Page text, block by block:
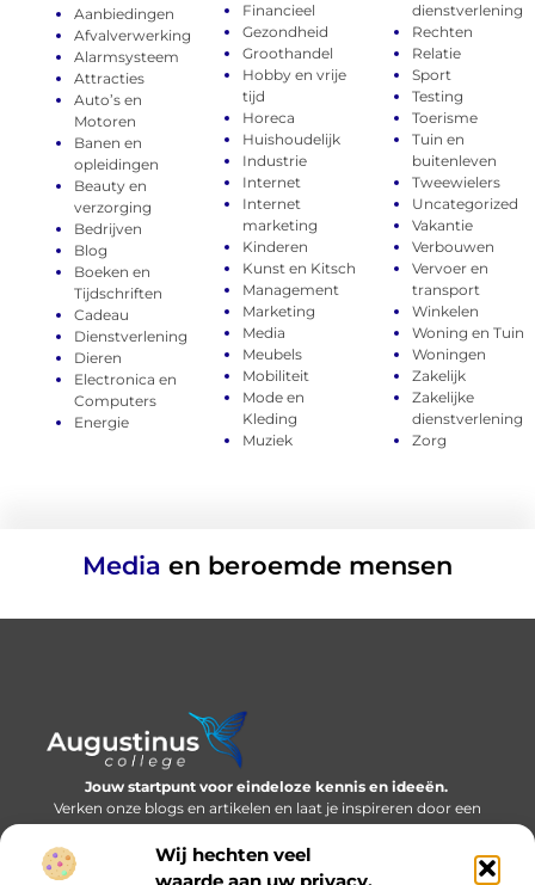
Wij hechten veel
waarde aan uw privacy.
Aanbiedingen
Afvalverwerking
Alarmsysteem
Attracties
Auto’s en
Motoren
Banen en
opleidingen
Beauty en
verzorging
Bedrijven
Blog
Boeken en
Tijdschriften
Cadeau
Dienstverlening
Dieren
Electronica en
Computers
Energie
Financieel
Gezondheid
Groothandel
Hobby en vrije
tijd
Horeca
Huishoudelijk
Industrie
Internet
Internet
marketing
Kinderen
Kunst en Kitsch
Management
Marketing
Media
Meubels
Mobiliteit
Mode en
Kleding
Muziek
dienstverlening
Rechten
Relatie
Sport
Testing
Toerisme
Tuin en
buitenleven
Tweewielers
Uncategorized
Vakantie
Verbouwen
Vervoer en
transport
Winkelen
Woning en Tuin
Woningen
Zakelijk
Zakelijke
dienstverlening
Zorg
Media en beroemde mensen
Jouw startpunt voor eindeloze kennis en ideeën.
Verken onze blogs en artikelen en laat je inspireren door een
wereld vol inzichten.
Bericht categorie